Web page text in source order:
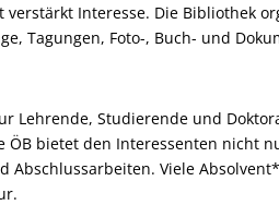
Interesse. Die Bibliothek
Tagungen, Foto-, Buch- und
Lehrende, Studierende und
ÖB bietet den Interessenten nicht
Viele